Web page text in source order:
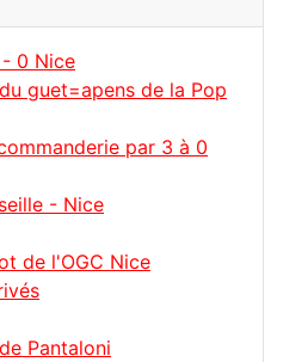
0 Nice
guet=apens de la Pop
par 3 à 0
- Nice
de l'OGC Nice
Pantaloni